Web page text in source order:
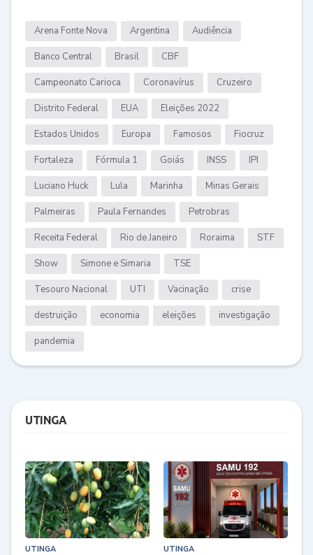
Arena Fonte Nova Argentina Audiência
Banco Central Brasil CBF
Campeonato Carioca Coronavírus Cruzeiro
Distrito Federal EUA Eleições 2022
Estados Unidos Europa Famosos Fiocruz
Fortaleza Fórmula 1 Goiás INSS IPI
Luciano Huck Lula Marinha Minas Gerais
Palmeiras Paula Fernandes Petrobras
Receita Federal Rio de Janeiro Roraima STF
Show Simone e Simaria TSE
Tesouro Nacional UTI Vacinação crise
destruição economia eleições investigação
pandemia
UTINGA
UTINGA UTINGA